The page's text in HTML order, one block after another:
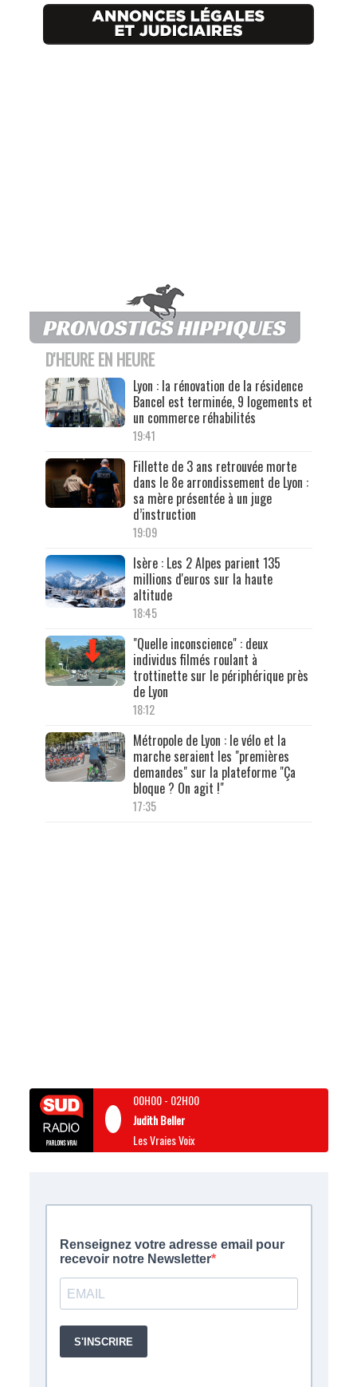
D'HEURE EN HEURE
Lyon : la rénovation de la résidence
Bancel est terminée, 9 logements et
un commerce réhabilités
19:41
Fillette de 3 ans retrouvée morte
dans le 8e arrondissement de Lyon :
sa mère présentée à un juge
d’instruction
19:09
Isère : Les 2 Alpes parient 135
millions d'euros sur la haute
altitude
18:45
"Quelle inconscience" : deux
individus filmés roulant à
trottinette sur le périphérique près
de Lyon
18:12
Métropole de Lyon : le vélo et la
marche seraient les "premières
demandes" sur la plateforme "Ça
bloque ? On agit !"
17:35
00H00- 02H00
Judith Beller
Les Vraies Voix